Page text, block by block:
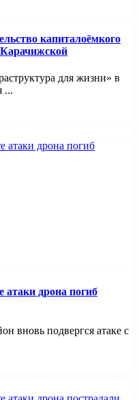
капиталоёмкого
для жизни» в
...
атаки дрона погиб
вновь подвергся атаке с